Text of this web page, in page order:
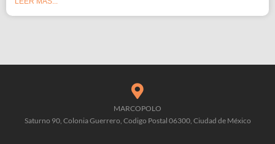
MARCOPOLO
Saturno 90, Colonia Guerrero, Codigo Postal 06300, Ciudad de México